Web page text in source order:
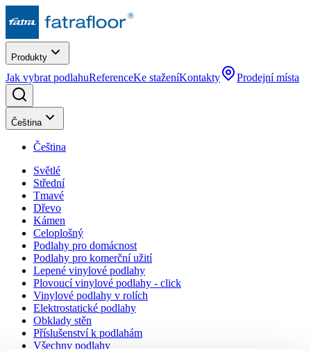
Produkty
Jak vybrat podlahuReferenceKe staženíKontakty Prodejní místa
Čeština
Čeština
Světlé
Střední
Tmavé
Dřevo
Kámen
Celoplošný
Podlahy pro domácnost
Podlahy pro komerční užití
Lepené vinylové podlahy
Plovoucí vinylové podlahy - click
Vinylové podlahy v rolích
Elektrostatické podlahy
Obklady stěn
Příslušenství k podlahám
Všechny podlahy